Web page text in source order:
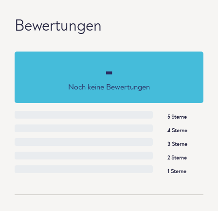
Bewertungen
-
Noch keine Bewertungen
5 Sterne
4 Sterne
3 Sterne
2 Sterne
1 Sterne